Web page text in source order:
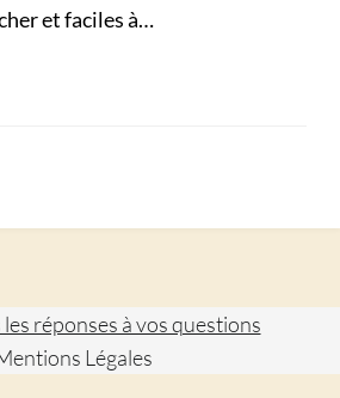
et faciles à…
les réponses à vos questions
Légales